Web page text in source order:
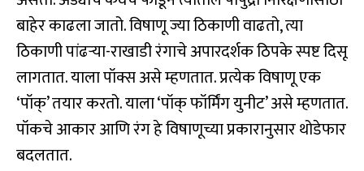
बाहेर काढला जातो. विषाणू ज्या ठिकाणी वाढतो, त्या
ठिकाणी पांढऱ्या-राखाडी रंगाचे अपारदर्शक ठिपके स्पष्ट दिसू
लागतात. याला पॉक्स असे म्हणतात. प्रत्येक विषाणू एक
‘पॉक्’ तयार करतो. याला ‘पॉक् फॉर्मिंग युनीट’ असे म्हणतात.
पॉकचे आकार आणि रंग हे विषाणूच्या प्रकारानुसार थोडेफार
बदलतात.